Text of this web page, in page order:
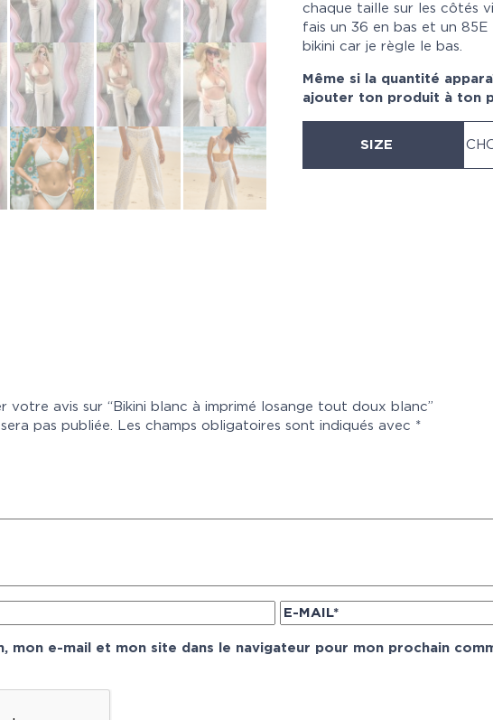
chaque taille sur les côtés
fais un 36 en bas et un
bikini car je règle le bas.
Même si la quantité
ajouter ton produit à ton
SIZE
votre avis sur “Bikini blanc à imprimé losange tout doux blanc”
pas publiée. Les champs obligatoires sont indiqués avec *
mon e-mail et mon site dans le navigateur pour mon prochain